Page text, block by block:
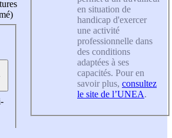
en situation de
handicap d'exercer
une activité
professionnelle dans
des conditions
adaptées à ses
capacités. Pour en
savoir plus, consultez
le site de l’UNEA.